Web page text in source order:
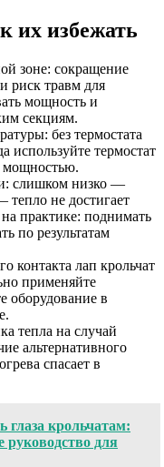
их избежать
зоне: сокращение
риск травм для
мощность и
секциям.
без термостата
используйте термостат
мощностью.
слишком низко —
не достигает
практике: поднимать
по результатам
контакта лап крольчат
применяйте
оборудование в
тепла на случай
альтернативного
спасает в
глаза крольчатам:
для